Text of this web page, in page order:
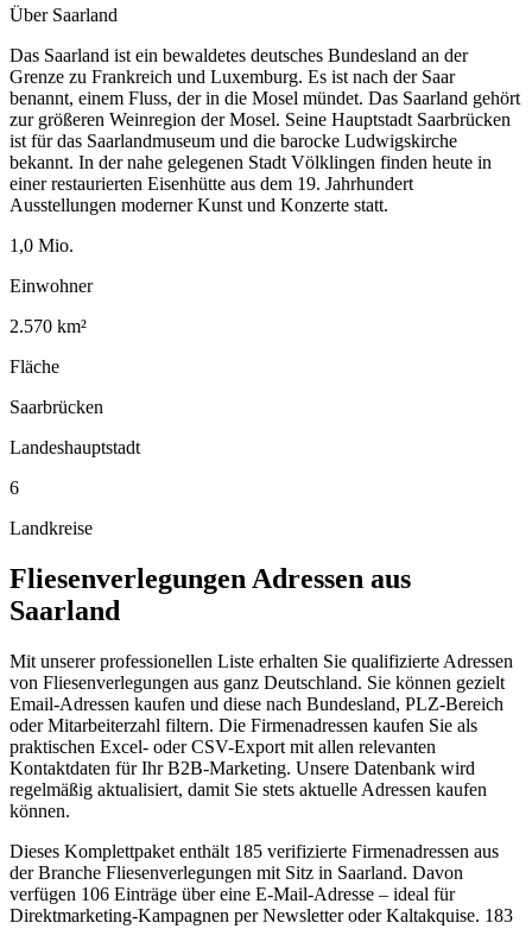
Über Saarland
Das Saarland ist ein bewaldetes deutsches Bundesland an der
Grenze zu Frankreich und Luxemburg. Es ist nach der Saar
benannt, einem Fluss, der in die Mosel mündet. Das Saarland gehört
zur größeren Weinregion der Mosel. Seine Hauptstadt Saarbrücken
ist für das Saarlandmuseum und die barocke Ludwigskirche
bekannt. In der nahe gelegenen Stadt Völklingen finden heute in
einer restaurierten Eisenhütte aus dem 19. Jahrhundert
Ausstellungen moderner Kunst und Konzerte statt.
1,0 Mio.
Einwohner
2.570 km²
Fläche
Saarbrücken
Landeshauptstadt
6
Landkreise
Fliesenverlegungen Adressen aus
Saarland
Mit unserer professionellen Liste erhalten Sie qualifizierte Adressen
von Fliesenverlegungen aus ganz Deutschland. Sie können gezielt
Email-Adressen kaufen und diese nach Bundesland, PLZ-Bereich
oder Mitarbeiterzahl filtern. Die Firmenadressen kaufen Sie als
praktischen Excel- oder CSV-Export mit allen relevanten
Kontaktdaten für Ihr B2B-Marketing. Unsere Datenbank wird
regelmäßig aktualisiert, damit Sie stets aktuelle Adressen kaufen
können.
Dieses Komplettpaket enthält 185 verifizierte Firmenadressen aus
der Branche Fliesenverlegungen mit Sitz in Saarland. Davon
verfügen 106 Einträge über eine E-Mail-Adresse – ideal für
Direktmarketing-Kampagnen per Newsletter oder Kaltakquise. 183